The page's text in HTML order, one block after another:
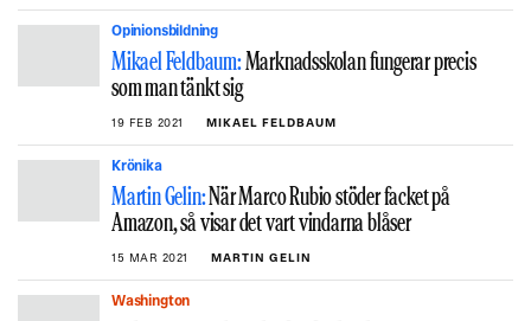
Opinionsbildning
Mikael Feldbaum:Marknadsskolan fungerar precis
som man tänkt sig
19 FEB 2021 MIKAEL FELDBAUM
Krönika
Martin Gelin:När Marco Rubio stöder facket på
Amazon, så visar det vart vindarna blåser
15 MAR 2021 MARTIN GELIN
Washington